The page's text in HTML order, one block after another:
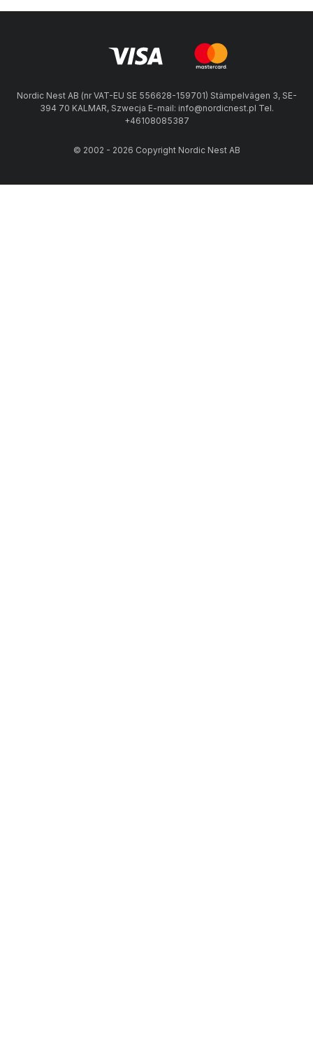
Nordic Nest AB (nr VAT-EU SE 556628-159701) Stämpelvägen 3, SE-
394 70 KALMAR, Szwecja E-mail: info@nordicnest.pl Tel.
+46108085387
© 2002 - 2026 Copyright Nordic Nest AB